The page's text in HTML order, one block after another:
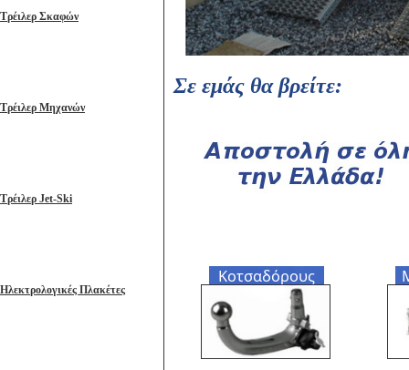
Σε εμάς θα βρείτε:
Κοτσαδόρους
Τρέιλερ Σκαφών
Τρέιλερ Μηχανών
Τρέιλερ Jet-Ski
Ηλεκτρολογικές Πλακέτες